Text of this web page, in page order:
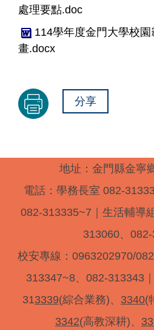
處理要點.doc
114學年度金門大學校
畫.docx
分享
地址：金門縣金寧
電話：學務長室 082-
082-313335~7｜生活輔導
313060、
校安專線：0963202970/
313347~8、082-313343
313339(綜合業務)、 3340(
3342(高教深耕)、